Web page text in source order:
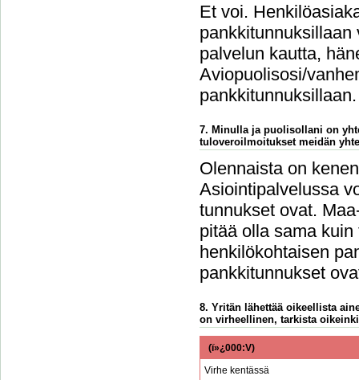
Et voi.
palvelun kautta,
Aviopuolisosi/
pankkitunnuksillaan.
7. Minulla ja puolisollani on
tuloveroilmoitukset meidän
Olennaista on
Asiointipalvelussa
tunnukset ovat.
pitää olla sama
henkilökohtaisen
pankkitunnukset
8. Yritän lähettää oikeellista
on virheellinen, tarkista
(ï»¿000:V)
Virhe kentässä